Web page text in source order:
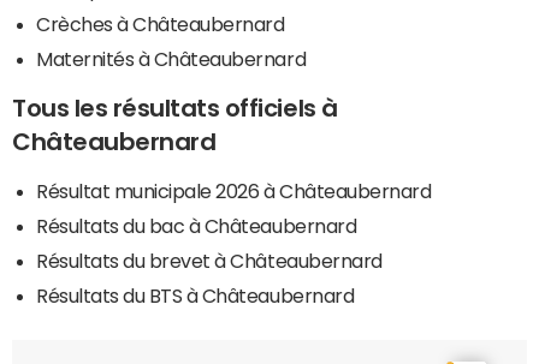
Crèches à Châteaubernard
Maternités à Châteaubernard
Tous les résultats officiels à
Châteaubernard
Résultat municipale 2026 à Châteaubernard
Résultats du bac à Châteaubernard
Résultats du brevet à Châteaubernard
Résultats du BTS à Châteaubernard